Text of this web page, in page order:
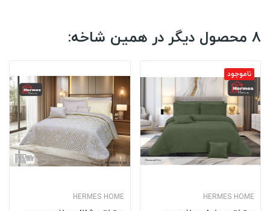
8 محصول دیگر در همین شاخه:
HERMES HOME
ناموجود
HERMES HOME